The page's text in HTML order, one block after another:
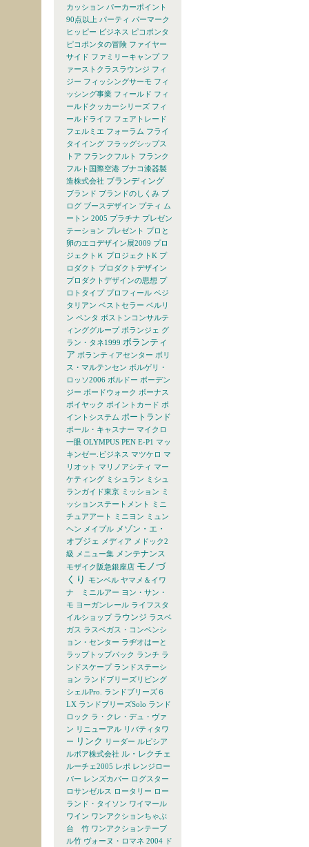
カッション パーカーポイント
90点以上 パーティ パーマーク
ヒッピー ビジネス ピコポンタ
ピコポンタの冒険 ファイヤー
サイド ファミリーキャンプ フ
ァーストクラスラウンジ フィ
ジー フィッシングサーモ フィ
ッシング事業 フィールド フィ
ールドクッカーシリーズ フィ
ールドライフ フェアトレード
フェルミエ フォーラム フライ
タイイング フラッグシップス
トア フランクフルト フランク
フルト国際空港 ブナコ漆器製
造株式会社 ブランディング
ブランド ブランドのしくみ ブ
ログ ブースデザイン プティ ム
ートン 2005 プラチナ プレゼン
テーション プレゼント プロと
卵のエコデザイン展2009 プロ
ジェクトＫ プロジェクトK プ
ロダクト プロダクトデザイン
プロダクトデザインの思想 プ
ロトタイプ プロフィール ベジ
タリアン ベストセラー ベルリ
ン ペンタ ボストンコンサルテ
ィンググループ ボランジェ グ
ラン・タネ1999 ボランティ
ア ボランティアセンター ボリ
ス・マルテンセン ボルゲリ・
ロッソ2006 ボルドー ボーデン
ジー ボードウォーク ボーナス
ポイヤック ポイントカード ポ
イントシステム ポートランド
ポール・キャスナー マイクロ
一眼 OLYMPUS PEN E-P1 マッ
キンゼー.ビジネス マツケロ マ
リオット マリノアシティ マー
ケティング ミシュラン ミシュ
ランガイド東京 ミッション ミ
ッションステートメント
ミニ
チュアアート
ミニヨン ミュン
ヘン メイプル メゾン・エ・
オブジェ メディア メドック2
級 メニュー集 メンテナンス
モザイク阪急銀座店 モノづ
くり モンベル ヤマメ＆イワ
ナ ミニルアー ヨン・サン・
モ ヨーガンレール ライフスタ
イルショップ ラウンジ ラスベ
ガス ラスベガス・コンベンシ
ョン・センター ラヂオはーと
ラップトップパック ランチ ラ
ンドスケープ ランドステーシ
ョン ランドブリーズリビング
シェルPro.
ランドブリーズ６
LX ランドブリーズSolo ランド
ロック ラ・クレ・デュ・ヴァ
ン リニューアル リバティタワ
ー リンク リーダー ルピシア
ルボア株式会社 ル・レクチェ
ルーチェ2005 レポ レンジロー
バー レンズカバー ログスター
ロサンゼルス ロータリー ロー
ランド・タイソン ワイマール
ワイン ワンアクションちゃぶ
台 竹 ワンアクションテーブ
ル竹 ヴォーヌ・ロマネ 2004 ド